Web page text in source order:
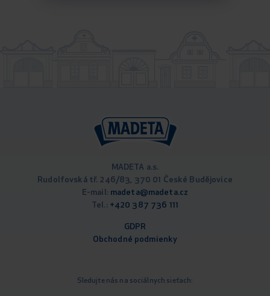
MADETA a.s.
Rudolfovská tř. 246/83, 370 01 České Budějovice
E-mail: madeta@madeta.cz
Tel.: +420 387 736 111
GDPR
Obchodné podmienky
Sledujte nás na sociálnych sieťach: